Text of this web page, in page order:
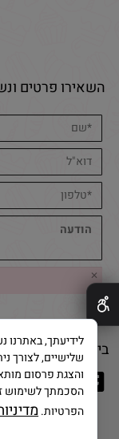
השאירו פרטים
בייק אנד קייק © 2025 All Rights Reserved
✕
שלישיים, לצורך
והצגת פרסום
הסכמתך לשימוש
הפרטיות.